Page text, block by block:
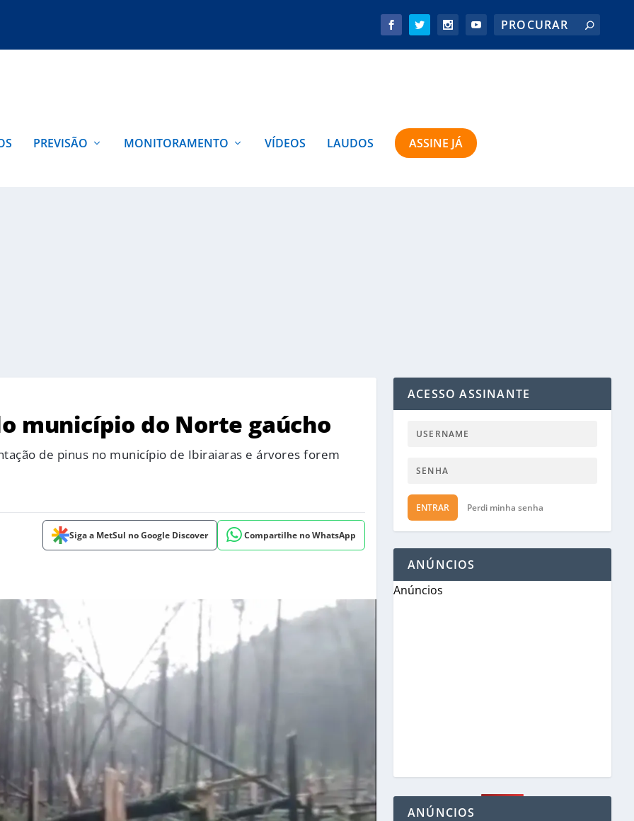
PREVISÃO MONITORAMENTO VÍDEOS LAUDOS ASSINE JÁ
município do Norte gaúcho
de pinus no município de Ibiraiaras e árvores forem
Siga a MetSul no Google Discover Compartilhe no WhatsApp
ACESSO ASSINANTE
ENTRAR Perdi minha senha
ANÚNCIOS
Anúncios
ANÚNCIOS